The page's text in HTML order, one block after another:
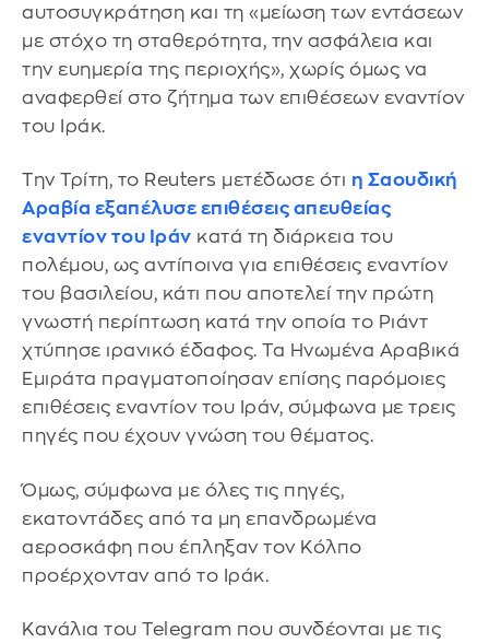
αυτοσυγκράτηση και τη «μείωση των εντάσεων
με στόχο τη σταθερότητα, την ασφάλεια και
την ευημερία της περιοχής», χωρίς όμως να
αναφερθεί στο ζήτημα των επιθέσεων εναντίον
του Ιράκ.
Την Τρίτη, το Reuters μετέδωσε ότι η Σαουδική
Αραβία εξαπέλυσε επιθέσεις απευθείας
εναντίον του Ιράν κατά τη διάρκεια του
πολέμου, ως αντίποινα για επιθέσεις εναντίον
του βασιλείου, κάτι που αποτελεί την πρώτη
γνωστή περίπτωση κατά την οποία το Ριάντ
χτύπησε ιρανικό έδαφος. Τα Ηνωμένα Αραβικά
Εμιράτα πραγματοποίησαν επίσης παρόμοιες
επιθέσεις εναντίον του Ιράν, σύμφωνα με τρεις
πηγές που έχουν γνώση του θέματος.
Όμως, σύμφωνα με όλες τις πηγές,
εκατοντάδες από τα μη επανδρωμένα
αεροσκάφη που έπληξαν τον Κόλπο
προέρχονταν από το Ιράκ.
Κανάλια του Telegram που συνδέονται με τις